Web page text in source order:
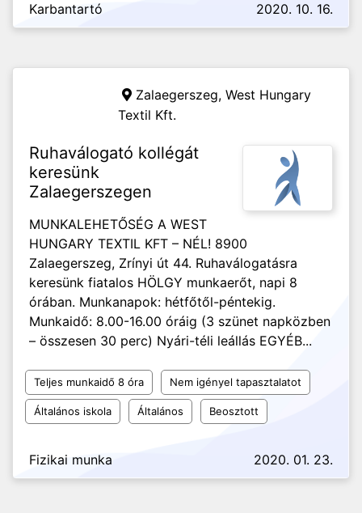
Karbantartó 2020. 10. 16.
Zalaegerszeg, West Hungary
Textil Kft.
Ruhaválogató kollégát
keresünk
Zalaegerszegen
MUNKALEHETŐSÉG A WEST
HUNGARY TEXTIL KFT – NÉL! 8900
Zalaegerszeg, Zrínyi út 44. Ruhaválogatásra
keresünk fiatalos HÖLGY munkaerőt, napi 8
órában. Munkanapok: hétfőtől-péntekig.
Munkaidő: 8.00-16.00 óráig (3 szünet napközben
– összesen 30 perc) Nyári-téli leállás EGYÉB...
Teljes munkaidő 8 óra Nem igényel tapasztalatot
Általános iskola Általános Beosztott
Fizikai munka 2020. 01. 23.